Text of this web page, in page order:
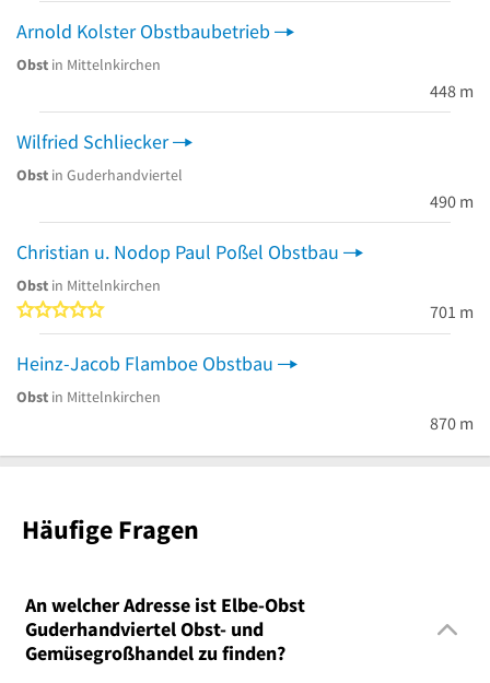
Arnold Kolster Obstbaubetrieb
Obst in Mittelnkirchen
448 m
Wilfried Schliecker
Obst in Guderhandviertel
490 m
Christian u. Nodop Paul Poßel Obstbau
Obst in Mittelnkirchen
701 m
Heinz-Jacob Flamboe Obstbau
Obst in Mittelnkirchen
870 m
Häufige Fragen
An welcher Adresse ist Elbe-Obst
Guderhandviertel Obst- und
Gemüsegroßhandel zu finden?